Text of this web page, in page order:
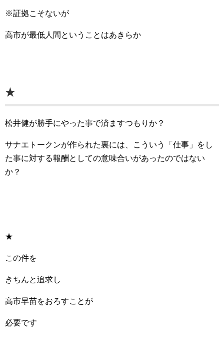
※証拠こそないが
高市が最低人間ということはあきらか
★
松井健が勝手にやった事で済ますつもりか？
サナエトークンが作られた裏には、こういう「仕事」をし
た事に対する報酬としての意味合いがあったのではない
か？
★
この件を
きちんと追求し
高市早苗をおろすことが
必要です